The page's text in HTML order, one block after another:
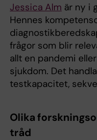
Jessica Alm är ny i
Hennes
frågor som blir
allt en pandemi
sjukdom. Det
testkapacitet,
Olika
tråd